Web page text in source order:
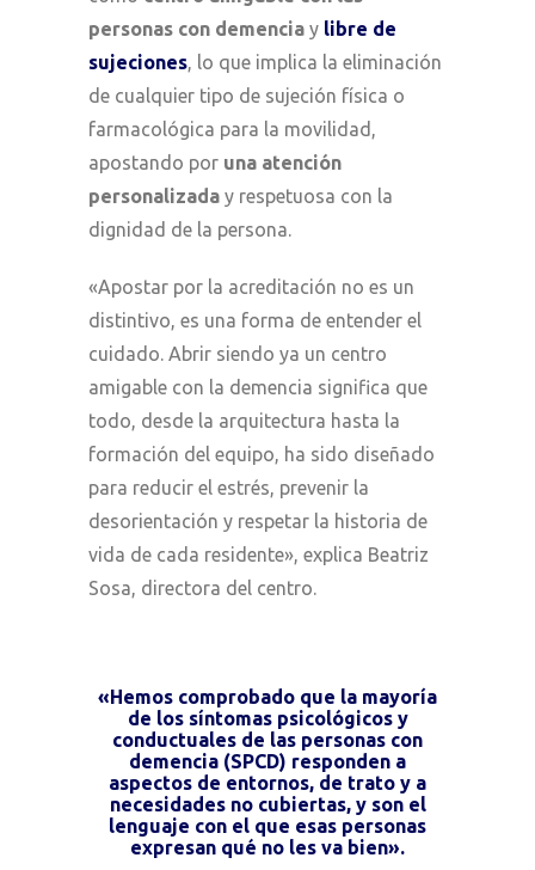
personas con demencia y libre de
sujeciones, lo que implica la eliminación
de cualquier tipo de sujeción física o
farmacológica para la movilidad,
apostando por una atención
personalizada y respetuosa con la
dignidad de la persona.
«Apostar por la acreditación no es un
distintivo, es una forma de entender el
cuidado. Abrir siendo ya un centro
amigable con la demencia significa que
todo, desde la arquitectura hasta la
formación del equipo, ha sido diseñado
para reducir el estrés, prevenir la
desorientación y respetar la historia de
vida de cada residente», explica Beatriz
Sosa, directora del centro.
«Hemos comprobado que la mayoría
de los síntomas psicológicos y
conductuales de las personas con
demencia (SPCD) responden a
aspectos de entornos, de trato y a
necesidades no cubiertas, y son el
lenguaje con el que esas personas
expresan qué no les va bien».